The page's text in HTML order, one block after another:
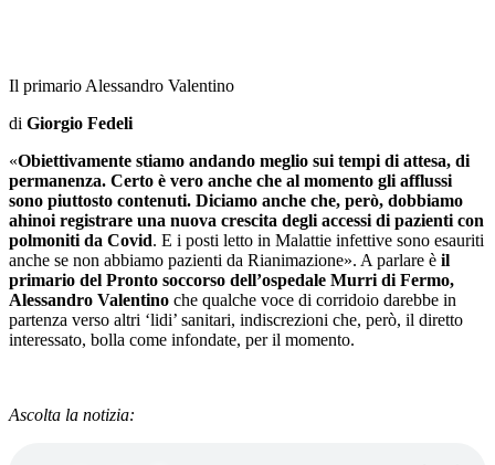
Il primario Alessandro Valentino
di Giorgio Fedeli
«Obiettivamente stiamo andando meglio sui tempi di attesa, di
permanenza. Certo è vero anche che al momento gli afflussi
sono piuttosto contenuti. Diciamo anche che, però, dobbiamo
ahinoi registrare una nuova crescita degli accessi di pazienti con
polmoniti da Covid. E i posti letto in Malattie infettive sono esauriti
anche se non abbiamo pazienti da Rianimazione». A parlare è il
primario del Pronto soccorso dell’ospedale Murri di Fermo,
Alessandro Valentino che qualche voce di corridoio darebbe in
partenza verso altri ‘lidi’ sanitari, indiscrezioni che, però, il diretto
interessato, bolla come infondate, per il momento.
Ascolta la notizia: